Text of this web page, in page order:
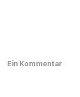
Ein Kommentar